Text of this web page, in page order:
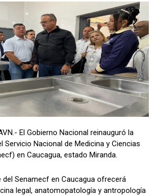
El Gobierno Nacional reinauguró la
Servicio Nacional de Medicina y Ciencias
en Caucagua, estado Miranda.
del Senamecf en Caucagua ofrecerá
legal, anatomopatología y antropología